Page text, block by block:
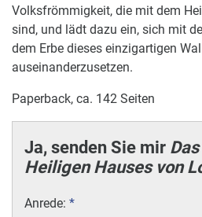
Volksfrömmigkeit, die mit dem
sind, und lädt dazu ein, sich mit
dem Erbe dieses einzigartigen
auseinanderzusetzen.
Paperback, ca. 142 Seiten
Ja, senden Sie mir
Heiligen Hauses von
Anrede: *